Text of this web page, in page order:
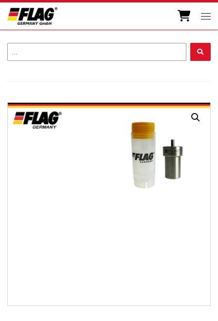
Zum Inhalt springen